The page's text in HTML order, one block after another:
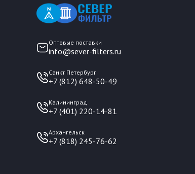
Оптовые поставки
info@sever-filters.ru
Санкт Петербург
+7 (812) 648-50-49
Калининград
+7 (401) 220-14-81
Архангельск
+7 (818) 245-76-62